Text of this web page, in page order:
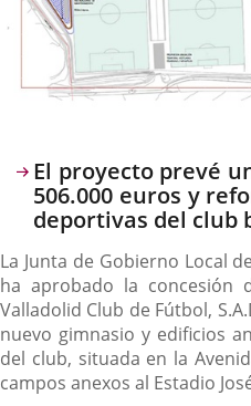
Descripción
El proyecto prevé
506.000 euros y
deportivas del club
La Junta de Gobierno Local
ha aprobado la concesión
Valladolid Club de Fútbol,
nuevo gimnasio y edificios
del club, situada en la
campos anexos al Estadio